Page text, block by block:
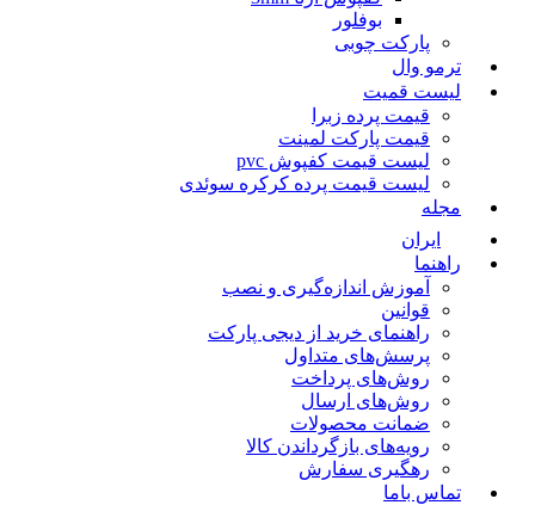
بوفلور
پارکت چوبی
ترمو وال
لیست قمیت
قیمت پرده زبرا
قیمت پارکت لمینت
لیست قیمت کفپوش pvc
لیست قیمت پرده کرکره سوئدی
مجله
ایران
راهنما
آموزش اندازه‌گیری و نصب
قوانین
راهنمای خرید از دیجی پارکت
پرسش‌های متداول
روش‌های پرداخت
روش‌های ارسال
ضمانت محصولات
رویه‌های بازگرداندن کالا
رهگیری سفارش
تماس باما